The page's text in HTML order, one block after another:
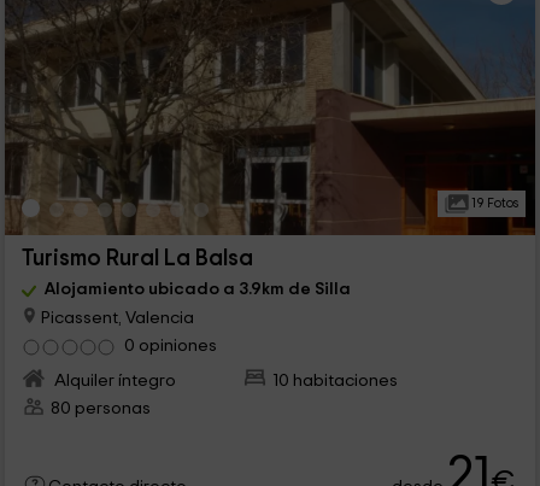
19 Fotos
Turismo Rural La Balsa
Alojamiento ubicado a 3.9km de Silla
Picassent, Valencia
0 opiniones
Alquiler íntegro
10 habitaciones
80 personas